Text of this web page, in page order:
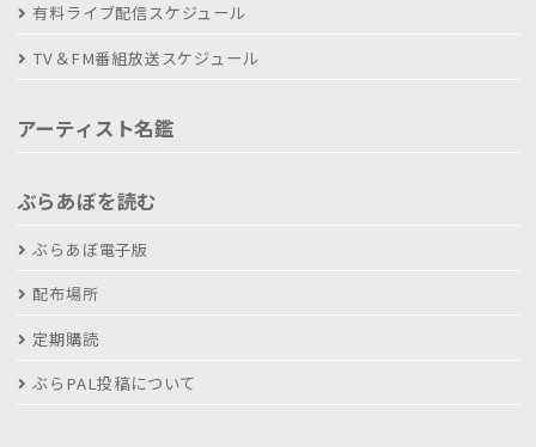
有料ライブ配信スケジュール
TV＆FM番組放送スケジュール
アーティスト名鑑
ぶらあぼを読む
ぶらあぼ電子版
配布場所
定期購読
ぶらPAL投稿について